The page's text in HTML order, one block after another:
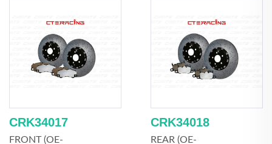
CRK34017
FRONT (OE-
CRK34018
REAR (OE-